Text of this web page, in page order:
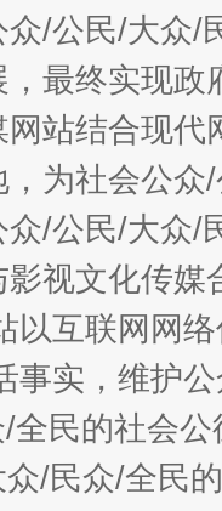
/公民/大众/
最终实现
站结合现
为社会公
/公民/大众/
视文化传
以互联网网
事实，维护
民的社会公
/民众/全民